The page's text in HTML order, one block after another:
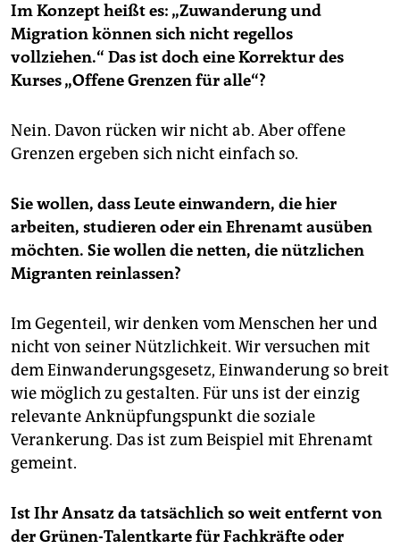
Im Konzept heißt es: „Zuwanderung und
Migration können sich nicht regellos
vollziehen.“ Das ist doch eine Korrektur des
Kurses „Offene Grenzen für alle“?
Nein. Davon rücken wir nicht ab. Aber offene
Grenzen ergeben sich nicht einfach so.
Sie wollen, dass Leute einwandern, die hier
arbeiten, studieren oder ein Ehrenamt ausüben
möchten. Sie wollen die netten, die nützlichen
Migranten reinlassen?
Im Gegenteil, wir denken vom Menschen her und
nicht von seiner Nützlichkeit. Wir versuchen mit
dem Einwanderungsgesetz, Einwanderung so breit
wie möglich zu gestalten. Für uns ist der einzig
relevante Anknüpfungspunkt die soziale
Verankerung. Das ist zum Beispiel mit Ehrenamt
gemeint.
Ist Ihr Ansatz da tatsächlich so weit entfernt von
der Grünen-Talentkarte für Fachkräfte oder